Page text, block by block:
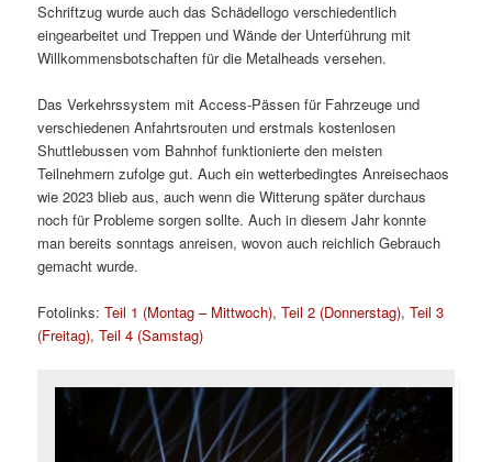
Schriftzug wurde auch das Schädellogo verschiedentlich
eingearbeitet und Treppen und Wände der Unterführung mit
Willkommensbotschaften für die Metalheads versehen.
Das Verkehrssystem mit Access-Pässen für Fahrzeuge und
verschiedenen Anfahrtsrouten und erstmals kostenlosen
Shuttlebussen vom Bahnhof funktionierte den meisten
Teilnehmern zufolge gut. Auch ein wetterbedingtes Anreisechaos
wie 2023 blieb aus, auch wenn die Witterung später durchaus
noch für Probleme sorgen sollte. Auch in diesem Jahr konnte
man bereits sonntags anreisen, wovon auch reichlich Gebrauch
gemacht wurde.
Fotolinks:Teil 1 (Montag – Mittwoch),Teil 2 (Donnerstag),Teil 3
(Freitag),Teil 4 (Samstag)